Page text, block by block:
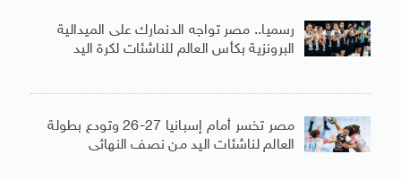
رسميا.. مصر تواجه الدنمارك على الميدالية
البرونزية بكأس العالم للناشئات لكرة اليد
مصر تخسر أمام إسبانيا 27-26 وتودع بطولة
العالم لناشئات اليد من نصف النهائى